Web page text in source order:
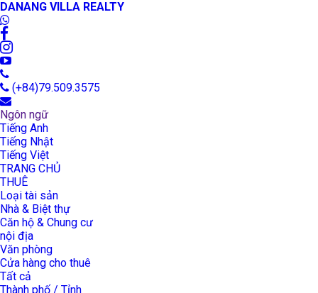
DANANG VILLA REALTY
(+84)79.509.3575
Ngôn ngữ
Tiếng Anh
Tiếng Nhật
Tiếng Việt
TRANG CHỦ
THUÊ
Loại tài sản
Nhà & Biệt thự
Căn hộ & Chung cư
nội địa
Văn phòng
Cửa hàng cho thuê
Tất cả
Thành phố / Tỉnh